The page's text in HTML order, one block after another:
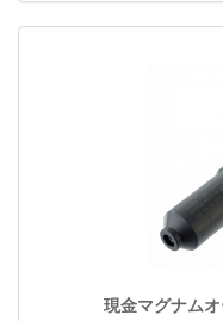
現金マグナム